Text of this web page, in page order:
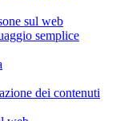
sul web
semplice
dei contenuti